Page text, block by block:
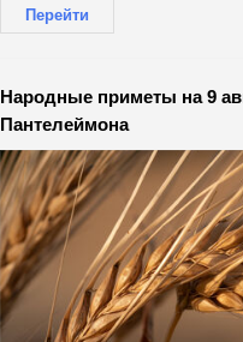
Перейти
Народные приметы на 9
Пантелеймона